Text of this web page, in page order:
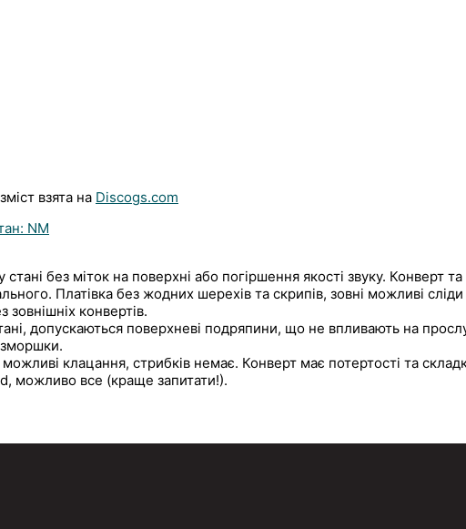
взята на Discogs.com
NM
без міток на поверхні або погіршення якості звуку. Конверт
Платівка без жодних шерехів та скрипів, зовні можливі
зовнішніх конвертів.
допускаються поверхневі подряпини, що не впливають на
зморшки.
клацання, стрибків немає. Конверт має потертості та
можливо все (краще запитати!).